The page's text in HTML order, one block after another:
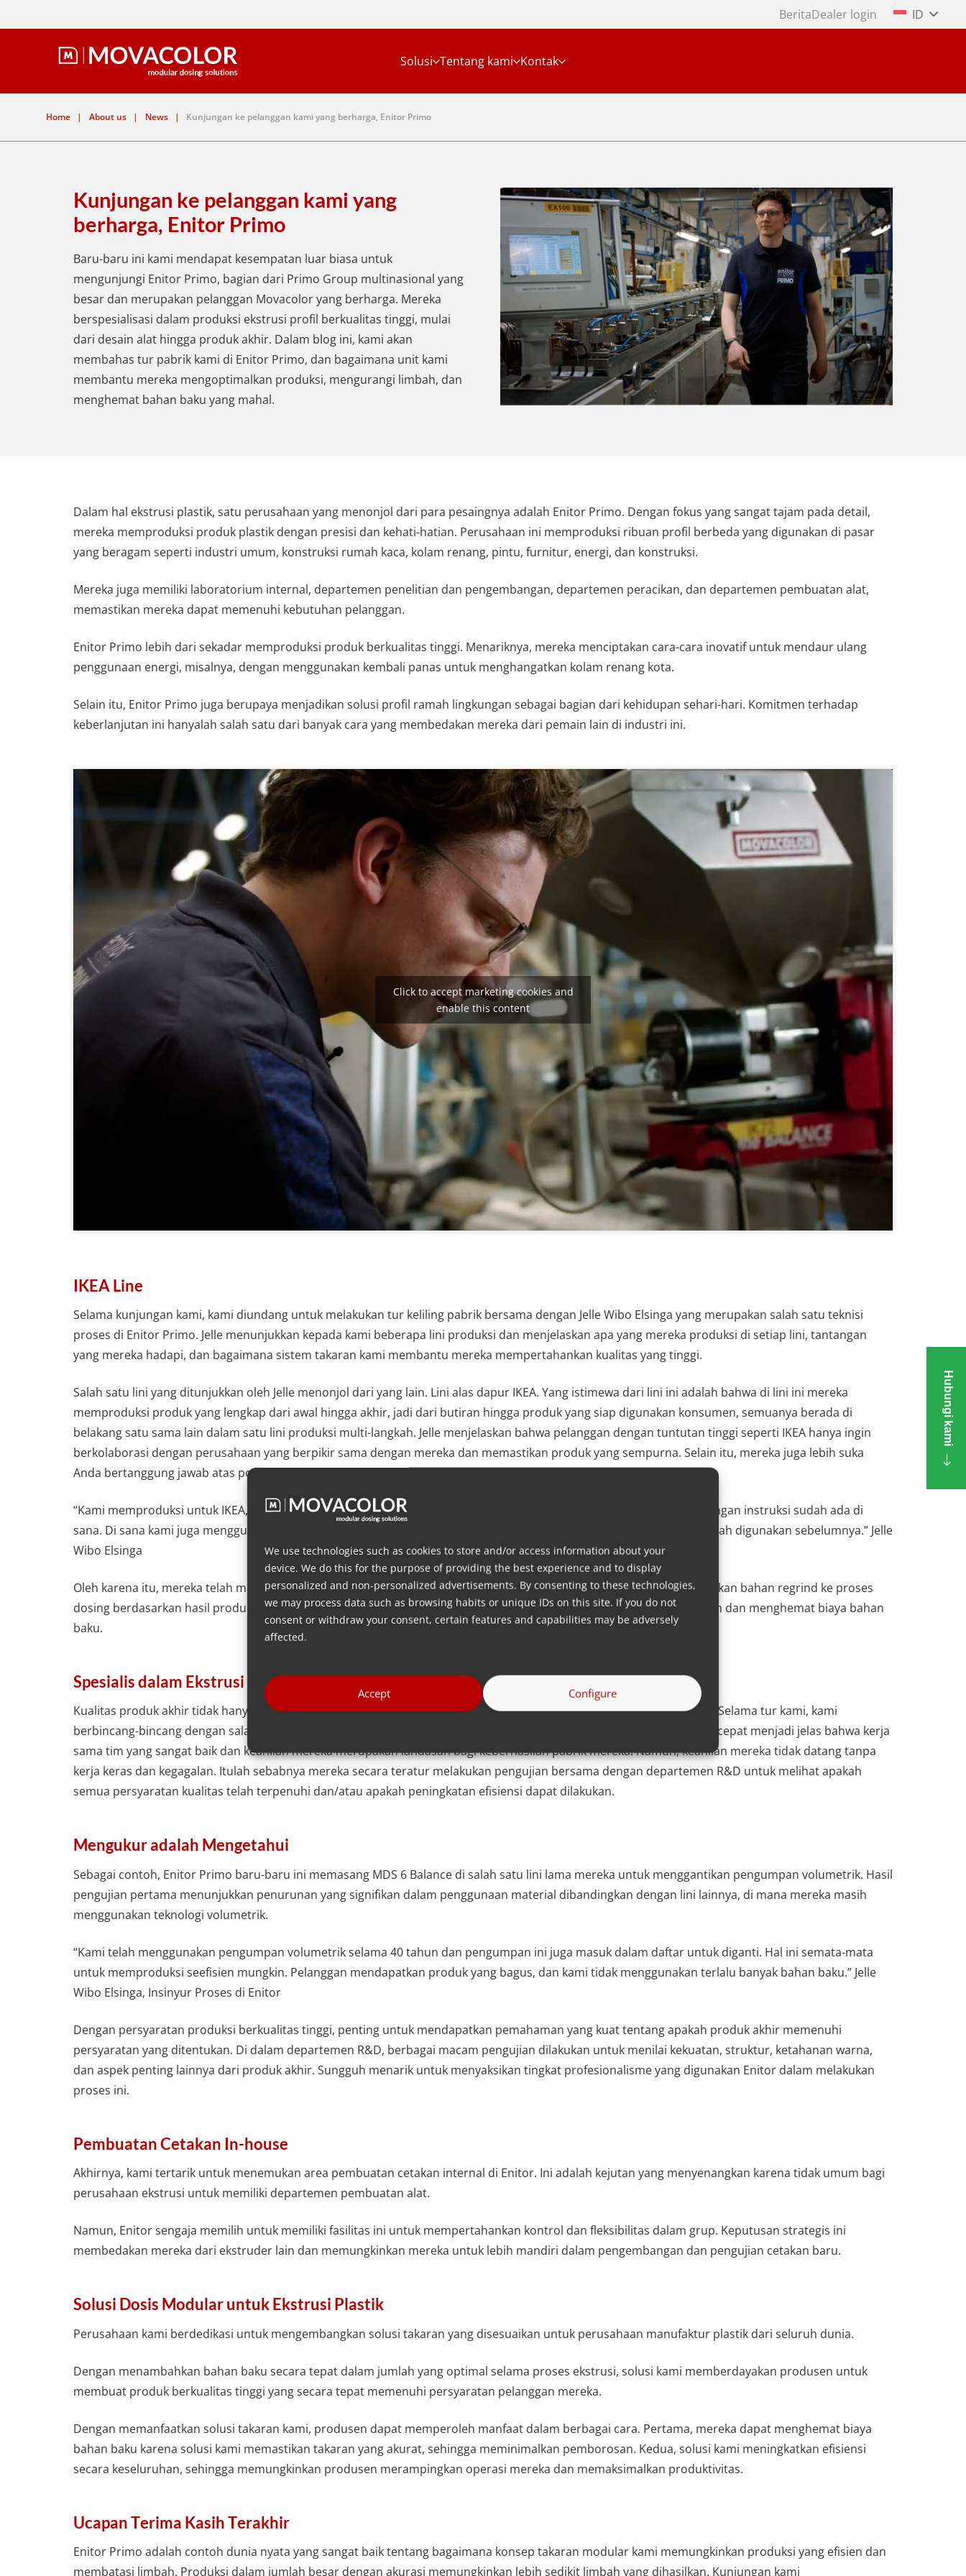
We use technologies such as cookies to store and/or access information about your
device. We do this for the purpose of providing the best experience and to display
personalized and non-personalized advertisements. By consenting to these technologies,
we may process data such as browsing habits or unique IDs on this site. If you do not
consent or withdraw your consent, certain features and capabilities may be adversely
affected.
Accept Configure
BeritaDealer login ID
Solusi Tentang kami Kontak
Home | About us | News | Kunjungan ke pelanggan kami yang berharga, Enitor Primo
Kunjungan ke pelanggan kami yang
berharga, Enitor Primo
Baru-baru ini kami mendapat kesempatan luar biasa untuk
mengunjungi Enitor Primo, bagian dari Primo Group multinasional yang
besar dan merupakan pelanggan Movacolor yang berharga. Mereka
berspesialisasi dalam produksi ekstrusi profil berkualitas tinggi, mulai
dari desain alat hingga produk akhir. Dalam blog ini, kami akan
membahas tur pabrik kami di Enitor Primo, dan bagaimana unit kami
membantu mereka mengoptimalkan produksi, mengurangi limbah, dan
menghemat bahan baku yang mahal.
Dalam hal ekstrusi plastik, satu perusahaan yang menonjol dari para pesaingnya adalah Enitor Primo. Dengan fokus yang sangat tajam pada detail,
mereka memproduksi produk plastik dengan presisi dan kehati-hatian. Perusahaan ini memproduksi ribuan profil berbeda yang digunakan di pasar
yang beragam seperti industri umum, konstruksi rumah kaca, kolam renang, pintu, furnitur, energi, dan konstruksi.
Mereka juga memiliki laboratorium internal, departemen penelitian dan pengembangan, departemen peracikan, dan departemen pembuatan alat,
memastikan mereka dapat memenuhi kebutuhan pelanggan.
Enitor Primo lebih dari sekadar memproduksi produk berkualitas tinggi. Menariknya, mereka menciptakan cara-cara inovatif untuk mendaur ulang
penggunaan energi, misalnya, dengan menggunakan kembali panas untuk menghangatkan kolam renang kota.
Selain itu, Enitor Primo juga berupaya menjadikan solusi profil ramah lingkungan sebagai bagian dari kehidupan sehari-hari. Komitmen terhadap
keberlanjutan ini hanyalah salah satu dari banyak cara yang membedakan mereka dari pemain lain di industri ini.
Click to accept marketing cookies and
enable this content
IKEA Line
Selama kunjungan kami, kami diundang untuk melakukan tur keliling pabrik bersama dengan Jelle Wibo Elsinga yang merupakan salah satu teknisi
proses di Enitor Primo. Jelle menunjukkan kepada kami beberapa lini produksi dan menjelaskan apa yang mereka produksi di setiap lini, tantangan
yang mereka hadapi, dan bagaimana sistem takaran kami membantu mereka mempertahankan kualitas yang tinggi.
Salah satu lini yang ditunjukkan oleh Jelle menonjol dari yang lain. Lini alas dapur IKEA. Yang istimewa dari lini ini adalah bahwa di lini ini mereka
memproduksi produk yang lengkap dari awal hingga akhir, jadi dari butiran hingga produk yang siap digunakan konsumen, semuanya berada di
belakang satu sama lain dalam satu lini produksi multi-langkah. Jelle menjelaskan bahwa pelanggan dengan tuntutan tinggi seperti IKEA hanya ingin
berkolaborasi dengan perusahaan yang berpikir sama dengan mereka dan memastikan produk yang sempurna. Selain itu, mereka juga lebih suka
Anda bertanggung jawab atas potensi pemborosan yang terjadi selama proses produksi.
“Kami memproduksi untuk IKEA, tempat kami membuat alas dapur, dan itu adalah produk yang lengkap, jadi buklet dengan instruksi sudah ada di
sana. Di sana kami juga menggunakan Movacolor untuk menambahkan jumlah regrind yang tepat, yaitu bahan yang telah digunakan sebelumnya.” Jelle
Wibo Elsinga
Oleh karena itu, mereka telah memilih untuk menggunakan solusi dosing pada lini ini yang secara otomatis menambahkan bahan regrind ke proses
dosing berdasarkan hasil produksi bahan utama. Konfigurasi ini memungkinkan mereka untuk membatasi pemborosan dan menghemat biaya bahan
baku.
Spesialis dalam Ekstrusi
Kualitas produk akhir tidak hanya ditentukan oleh mesin, tetapi juga oleh orang yang mengoperasikan mesin tersebut. Selama tur kami, kami
berbincang-bincang dengan salah satu operator yang bertanggung jawab untuk mengendalikan jalur ekstrusi. Dengan cepat menjadi jelas bahwa kerja
sama tim yang sangat baik dan keahlian mereka merupakan landasan bagi keberhasilan pabrik mereka. Namun, keahlian mereka tidak datang tanpa
kerja keras dan kegagalan. Itulah sebabnya mereka secara teratur melakukan pengujian bersama dengan departemen R&D untuk melihat apakah
semua persyaratan kualitas telah terpenuhi dan/atau apakah peningkatan efisiensi dapat dilakukan.
Mengukur adalah Mengetahui
Sebagai contoh, Enitor Primo baru-baru ini memasang MDS 6 Balance di salah satu lini lama mereka untuk menggantikan pengumpan volumetrik. Hasil
pengujian pertama menunjukkan penurunan yang signifikan dalam penggunaan material dibandingkan dengan lini lainnya, di mana mereka masih
menggunakan teknologi volumetrik.
“Kami telah menggunakan pengumpan volumetrik selama 40 tahun dan pengumpan ini juga masuk dalam daftar untuk diganti. Hal ini semata-mata
untuk memproduksi seefisien mungkin. Pelanggan mendapatkan produk yang bagus, dan kami tidak menggunakan terlalu banyak bahan baku.” Jelle
Wibo Elsinga, Insinyur Proses di Enitor
Dengan persyaratan produksi berkualitas tinggi, penting untuk mendapatkan pemahaman yang kuat tentang apakah produk akhir memenuhi
persyaratan yang ditentukan. Di dalam departemen R&D, berbagai macam pengujian dilakukan untuk menilai kekuatan, struktur, ketahanan warna,
dan aspek penting lainnya dari produk akhir. Sungguh menarik untuk menyaksikan tingkat profesionalisme yang digunakan Enitor dalam melakukan
proses ini.
Pembuatan Cetakan In-house
Akhirnya, kami tertarik untuk menemukan area pembuatan cetakan internal di Enitor. Ini adalah kejutan yang menyenangkan karena tidak umum bagi
perusahaan ekstrusi untuk memiliki departemen pembuatan alat.
Namun, Enitor sengaja memilih untuk memiliki fasilitas ini untuk mempertahankan kontrol dan fleksibilitas dalam grup. Keputusan strategis ini
membedakan mereka dari ekstruder lain dan memungkinkan mereka untuk lebih mandiri dalam pengembangan dan pengujian cetakan baru.
Solusi Dosis Modular untuk Ekstrusi Plastik
Perusahaan kami berdedikasi untuk mengembangkan solusi takaran yang disesuaikan untuk perusahaan manufaktur plastik dari seluruh dunia.
Dengan menambahkan bahan baku secara tepat dalam jumlah yang optimal selama proses ekstrusi, solusi kami memberdayakan produsen untuk
membuat produk berkualitas tinggi yang secara tepat memenuhi persyaratan pelanggan mereka.
Dengan memanfaatkan solusi takaran kami, produsen dapat memperoleh manfaat dalam berbagai cara. Pertama, mereka dapat menghemat biaya
bahan baku karena solusi kami memastikan takaran yang akurat, sehingga meminimalkan pemborosan. Kedua, solusi kami meningkatkan efisiensi
secara keseluruhan, sehingga memungkinkan produsen merampingkan operasi mereka dan memaksimalkan produktivitas.
Ucapan Terima Kasih Terakhir
Enitor Primo adalah contoh dunia nyata yang sangat baik tentang bagaimana konsep takaran modular kami memungkinkan produksi yang efisien dan
membatasi limbah. Produksi dalam jumlah besar dengan akurasi memungkinkan lebih sedikit limbah yang dihasilkan. Kunjungan kami
Hubungi kami